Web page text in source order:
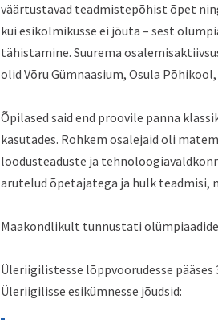
väärtustavad teadmistepõhist õpet
kui esikolmikusse ei jõuta – sest
tähistamine. Suurema
olid Võru Gümnaasium, Osula
Õpilased said end proovile panna
kasutades. Rohkem osalejaid oli
loodusteaduste ja
arutelud õpetajatega ja hulk teadmisi,
Maakondlikult tunnustati
Üleriigilistesse lõppvoorudesse
Üleriigilisse esikümnesse jõudsid: